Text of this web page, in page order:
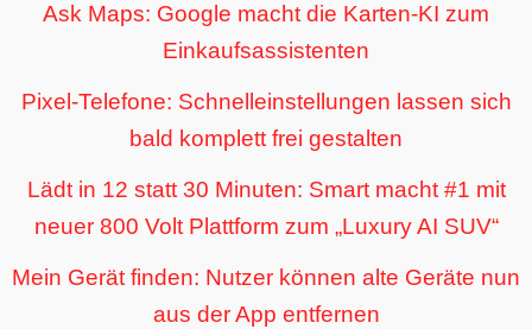
Ask Maps: Google macht die Karten-KI zum
Einkaufsassistenten
Pixel-Telefone: Schnelleinstellungen lassen sich
bald komplett frei gestalten
Lädt in 12 statt 30 Minuten: Smart macht #1 mit
neuer 800 Volt Plattform zum „Luxury AI SUV“
Mein Gerät finden: Nutzer können alte Geräte nun
aus der App entfernen